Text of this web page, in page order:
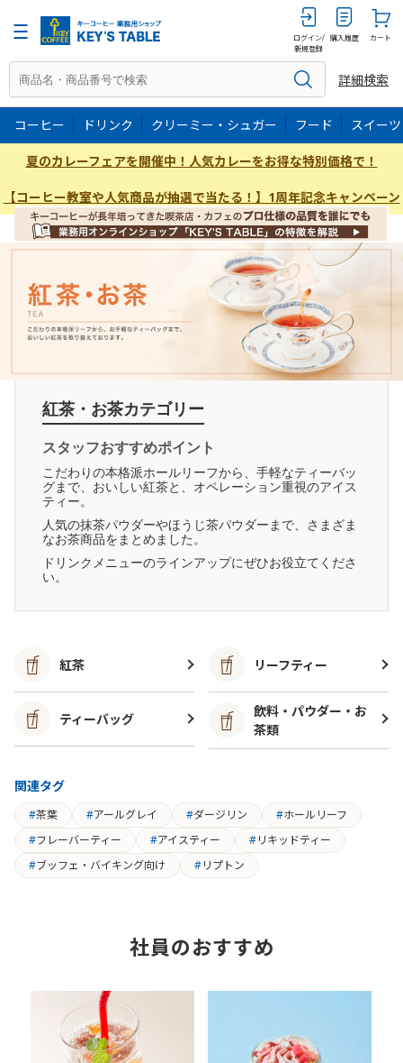
ログイン/
新規登録
購入履歴 カート
詳細検索
コーヒー ドリンク クリーミー・シュガー フード スイーツ
夏のカレーフェアを開催中！人気カレーをお得な特別価格で！
【コーヒー教室や人気商品が抽選で当たる！】1周年記念キャンペーン
紅茶・お茶カテゴリー
スタッフおすすめポイント
こだわりの本格派ホールリーフから、手軽なティーバッ
グまで、おいしい紅茶と、オペレーション重視のアイス
ティー。
人気の抹茶パウダーやほうじ茶パウダーまで、さまざま
なお茶商品をまとめました。
ドリンクメニューのラインアップにぜひお役立てくださ
い。
紅茶 リーフティー
ティーバッグ
飲料・パウダー・お
茶類
関連タグ
茶葉 アールグレイ ダージリン
ホールリーフ
フレーバーティー
アイスティー
リキッドティー
ブッフェ・バイキング向け
リプトン
社員のおすすめ